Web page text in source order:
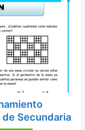
Secundaria